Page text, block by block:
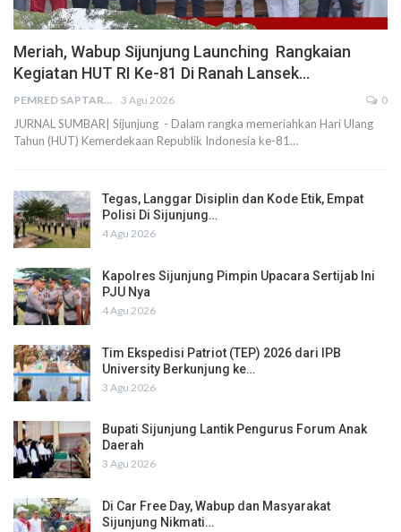
Meriah, Wabup Sijunjung Launching Rangkaian
Kegiatan HUT RI Ke-81 Di Ranah Lansek…
PEMRED SAPTARIUS 3 Agu 2026 0
JURNAL SUMBAR| Sijunjung - Dalam rangka memeriahkan Hari Ulang
Tahun (HUT) Kemerdekaan Republik Indonesia ke-81…
Tegas, Langgar Disiplin dan Kode Etik, Empat
Polisi Di Sijunjung…
4 Agu 2026
Kapolres Sijunjung Pimpin Upacara Sertijab Ini
PJU Nya
4 Agu 2026
Tim Ekspedisi Patriot (TEP) 2026 dari IPB
University Berkunjung ke…
3 Agu 2026
Bupati Sijunjung Lantik Pengurus Forum Anak
Daerah
3 Agu 2026
Di Car Free Day, Wabup dan Masyarakat
Sijunjung Nikmati…